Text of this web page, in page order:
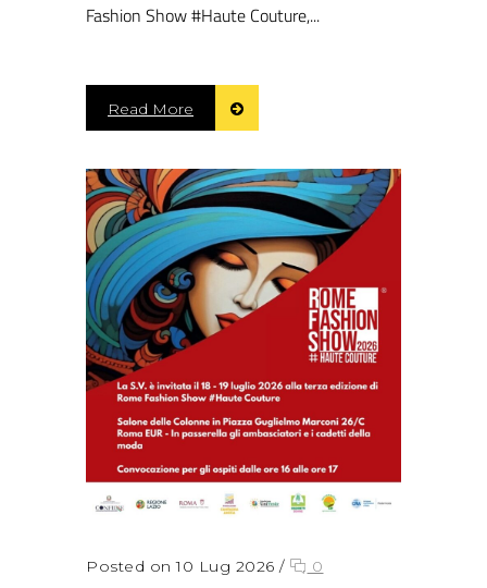
Fashion Show #Haute Couture,...
Read More
Posted on 10 Lug 2026 / 0